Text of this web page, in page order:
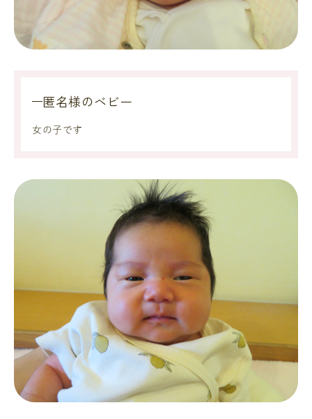
匿名様のベビー
女の子です